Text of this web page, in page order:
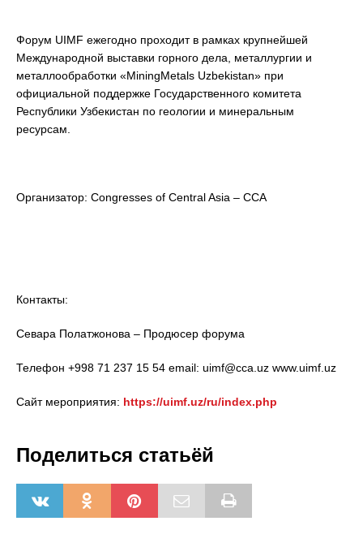
Форум UIMF ежегодно проходит в рамках крупнейшей
Международной выставки горного дела, металлургии и
металлообработки «MiningMetals Uzbekistan» при
официальной поддержке Государственного комитета
Республики Узбекистан по геологии и минеральным
ресурсам.
Организатор: Congresses of Central Asia – CCA
Контакты:
Севара Полатжонова – Продюсер форума
Телефон +998 71 237 15 54 email: uimf@cca.uz www.uimf.uz
Сайт мероприятия: https://uimf.uz/ru/index.php
Поделиться статьёй